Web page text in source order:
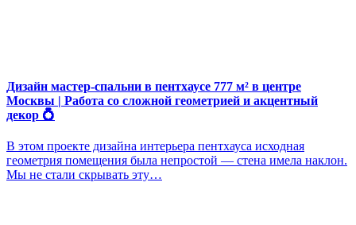
Дизайн мастер-спальни в пентхаусе 777 м² в центре
Москвы | Работа со сложной геометрией и акцентный
декор 💍
В этом проекте дизайна интерьера пентхауса исходная
геометрия помещения была непростой — стена имела наклон.
Мы не стали скрывать эту…